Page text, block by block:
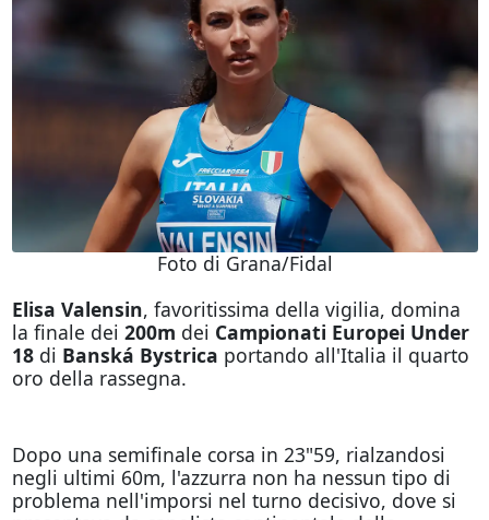
Foto di Grana/Fidal
Elisa Valensin, favoritissima della vigilia, domina
la finale dei 200m dei Campionati Europei Under
18 di Banská Bystrica portando all'Italia il quarto
oro della rassegna.
Dopo una semifinale corsa in 23"59, rialzandosi
negli ultimi 60m, l'azzurra non ha nessun tipo di
problema nell'imporsi nel turno decisivo, dove si